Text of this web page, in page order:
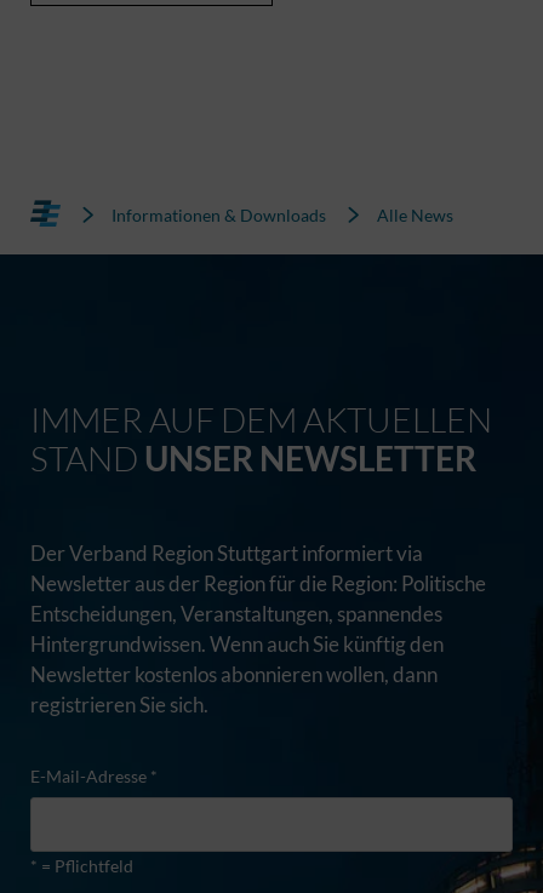
Informationen & Downloads Alle News
IMMER AUF DEM AKTUELLEN
STAND UNSER NEWSLETTER
Der Verband Region Stuttgart informiert via
Newsletter aus der Region für die Region: Politische
Entscheidungen, Veranstaltungen, spannendes
Hintergrundwissen. Wenn auch Sie künftig den
Newsletter kostenlos abonnieren wollen, dann
registrieren Sie sich.
E-Mail-Adresse *
* = Pflichtfeld